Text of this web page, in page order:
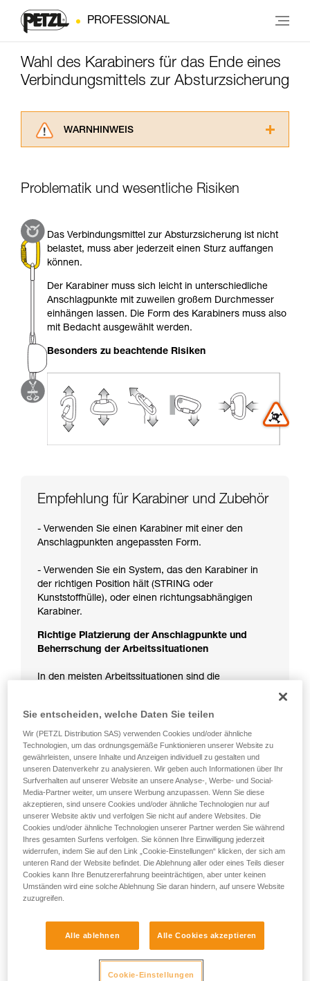
PROFESSIONAL
Wahl des Karabiners für das Ende eines
Verbindungsmittels zur Absturzsicherung
WARNHINWEIS
aufmerksam durch, bevor Sie diesen zu Rate
Informationen richtig verstanden haben.
Die Beherrschung dieser Techniken setzt eine
entsprechende Ausbildung und ein spezielles
Training voraus. Prüfen Sie zusammen mit
einem Profi, ob Sie in der Lage sind, den
Vorgang alleine sicher zu wiederholen, bevor
Sie ihn eigenständig durchführen.
Wir geben Beispiele für die mit Ihrer Aktivität
verbundenen Techniken. Möglicherweise gibt es
Problematik und wesentliche Risiken
Das Verbindungsmittel zur Absturzsicherung ist nicht
belastet, muss aber jederzeit einen Sturz auffangen
können.
Der Karabiner muss sich leicht in unterschiedliche
Anschlagpunkte mit zuweilen großem Durchmesser
einhängen lassen. Die Form des Karabiners muss also
mit Bedacht ausgewählt werden.
Besonders zu beachtende Risiken
Empfehlung für Karabiner und Zubehör
- Verwenden Sie einen Karabiner mit einer den
Anschlagpunkten angepassten Form.
- Verwenden Sie ein System, das den Karabiner in
der richtigen Position hält (STRING oder
Kunststoffhülle), oder einen richtungsabhängigen
Karabiner.
Richtige Platzierung der Anschlagpunkte und
Beherrschung der Arbeitssituationen
In den meisten Arbeitssituationen sind die
Sie entscheiden, welche Daten Sie teilen
Wir (PETZL Distribution SAS) verwenden Cookies und/oder ähnliche
Technologien, um das ordnungsgemäße Funktionieren unserer Website zu
gewährleisten, unsere Inhalte und Anzeigen individuell zu gestalten und
unseren Datenverkehr zu analysieren. Wir geben auch Informationen über Ihr
Surfverhalten auf unserer Website an unsere Analyse-, Werbe- und Social-
Media-Partner weiter, um unsere Werbung anzupassen. Wenn Sie diese
akzeptieren, sind unsere Cookies und/oder ähnliche Technologien nur auf
unserer Website aktiv und verfolgen Sie nicht auf andere Websites. Die
Cookies und/oder ähnliche Technologien unserer Partner werden Sie während
Ihres gesamten Surfens verfolgen. Sie können Ihre Einwilligung jederzeit
widerrufen, indem Sie auf den Link „Cookie-Einstellungen“ klicken, der sich am
unteren Rand der Website befindet. Die Ablehnung aller oder eines Teils dieser
Cookies kann Ihre Benutzererfahrung beeinträchtigen, aber unter keinen
Umständen wird eine solche Ablehnung Sie daran hindern, auf unsere Website
zuzugreifen.
Alle ablehnen Alle Cookies akzeptieren
Cookie-Einstellungen